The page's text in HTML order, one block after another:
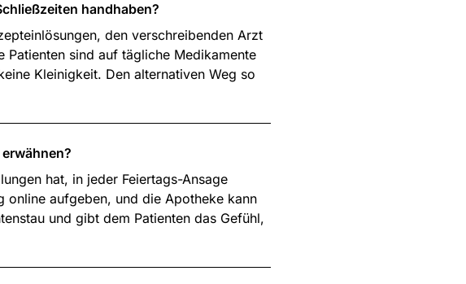
handhaben?
den verschreibenden Arzt
sind auf tägliche Medikamente
Kleinigkeit. Den alternativen Weg so
hat, in jeder Feiertags-Ansage
online aufgeben, und die Apotheke kann
und gibt dem Patienten das Gefühl,